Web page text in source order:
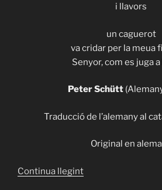
i llavors
un caguerot
va cridar per la meua
Senyor, com es juga a
Peter Schütt
Traducció de l’alemany al
Original en
Continua llegint«ITHACA